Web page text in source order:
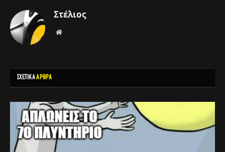
Στέλιος
Website
ΣΧΕΤΙΚΑΑΡΘΡΑ